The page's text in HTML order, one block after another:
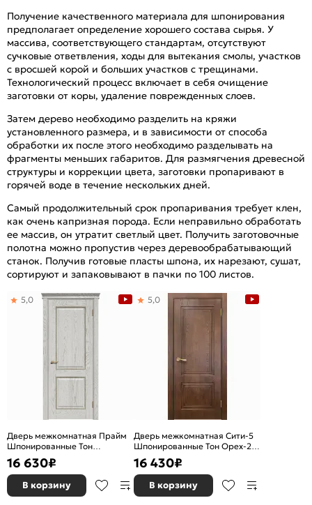
Получение качественного материала для шпонирования
предполагает определение хорошего состава сырья. У
массива, соответствующего стандартам, отсутствуют
сучковые ответвления, ходы для вытекания смолы, участков
с вросшей корой и больших участков с трещинами.
Технологический процесс включает в себя очищение
заготовки от коры, удаление поврежденных слоев.
Затем дерево необходимо разделить на кряжи
установленного размера, и в зависимости от способа
обработки их после этого необходимо разделывать на
фрагменты меньших габаритов. Для размягчения древесной
структуры и коррекции цвета, заготовки пропаривают в
горячей воде в течение нескольких дней.
Самый продолжительный срок пропаривания требует клен,
как очень капризная порода. Если неправильно обработать
ее массив, он утратит светлый цвет. Получить заготовочные
полотна можно пропустив через деревообрабатывающий
станок. Получив готовые пласты шпона, их нарезают, сушат,
сортируют и запаковывают в пачки по 100 листов.
Дверь межкомнатная Прайм
Шпонированные Тон
капучино, глухая, без кромки,
каркасно-щитовая
5,0
16 630₽
В корзину
Дверь межкомнатная Сити-5
Шпонированные Тон Орех-2,
глухая, без кромки, каркасно-
щитовая
5,0
16 430₽
В корзину